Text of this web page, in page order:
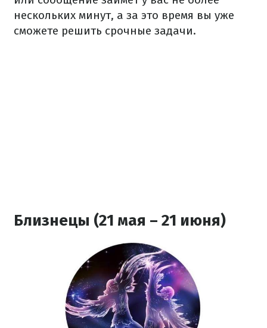
нескольких минут, а за это время вы уже
сможете решить срочные задачи.
Близнецы (21 мая – 21 июня)